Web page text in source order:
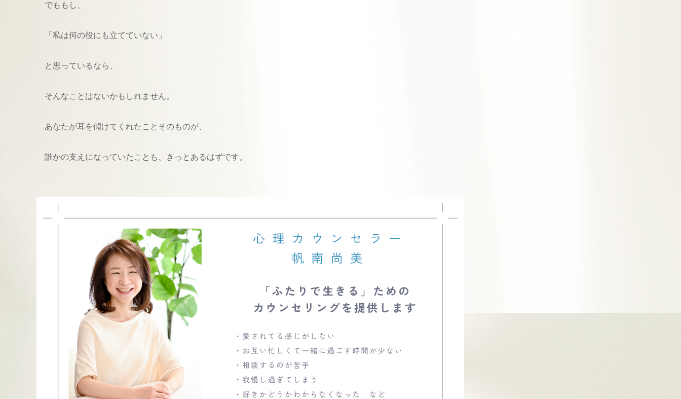
でももし、
「私は何の役にも立てていない」
と思っているなら、
そんなことはないかもしれません。
あなたが耳を傾けてくれたことそのものが、
誰かの支えになっていたことも、きっとあるはずです。